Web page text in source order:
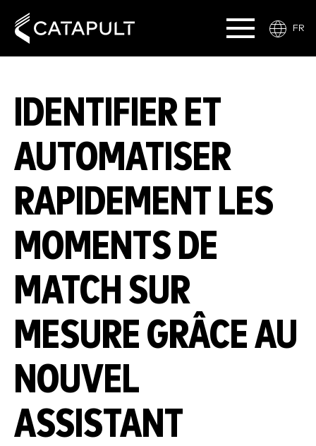
FR
IDENTIFIER ET
AUTOMATISER
RAPIDEMENT LES
MOMENTS DE
MATCH SUR
MESURE GRÂCE AU
NOUVEL
ASSISTANT